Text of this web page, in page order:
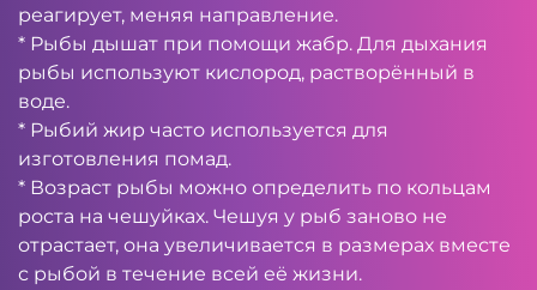
реагирует, меняя направление.
* Рыбы дышат при помощи жабр. Для дыхания
рыбы используют кислород, растворённый в
воде.
* Рыбий жир часто используется для
изготовления помад.
* Возраст рыбы можно определить по кольцам
роста на чешуйках. Чешуя у рыб заново не
отрастает, она увеличивается в размерах вместе
с рыбой в течение всей её жизни.